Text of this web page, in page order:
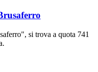
si trova a quota 741